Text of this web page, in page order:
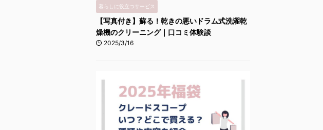
暮らしに役立つサービス
【写真付き】蘇る！乾きの悪いドラム式洗濯乾
燥機のクリーニング｜口コミ体験談
2025/3/16